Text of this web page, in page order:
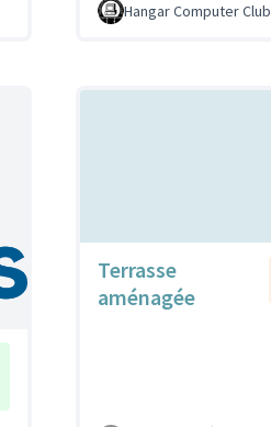
Hangar Computer Club
Terrasse
aménagée